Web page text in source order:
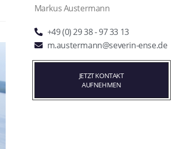
Markus Austermann
+49 (0) 29 38 - 97 33 13
m.austermann@severin-ense.de
JETZT KONTAKT
AUFNEHMEN